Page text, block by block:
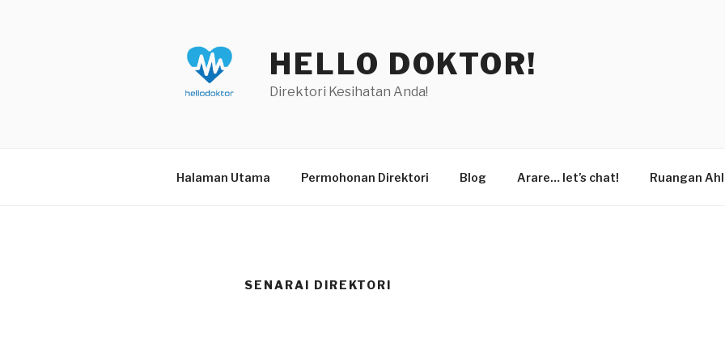
HELLO DOKTOR!
Direktori Kesihatan Anda!
Halaman Utama Permohonan Direktori Blog Arare… let’s chat! Ruangan
SENARAI DIREKTORI